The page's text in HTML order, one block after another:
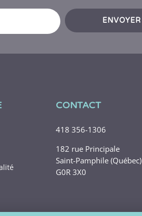
ENVOYER
CONTACT
418 356-1306
182 rue Principale
Saint-Pamphile (Québec)
G0R 3X0